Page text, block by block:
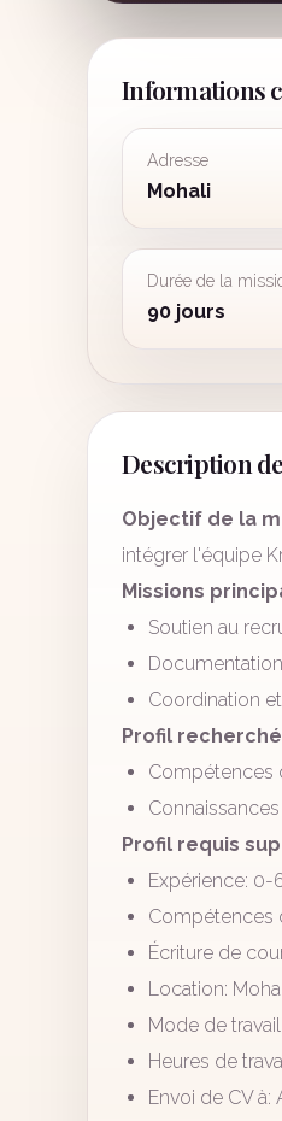
Informations
Adresse
Mohali
Durée de la
90 jours
Description
Objectif de la
intégrer l'équipe
Missions
Soutien au
Coordination
Profil
Compétences
Profil requis
Expérience: 0-
Compétences
Écriture de
Location:
Mode de
Heures de
Envoi de CV à: